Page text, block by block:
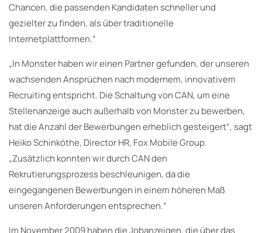
Chancen, die passenden Kandidaten schneller und
gezielter zu finden, als über traditionelle
Internetplattformen.“
„In Monster haben wir einen Partner gefunden, der unseren
wachsenden Ansprüchen nach modernem, innovativem
Recruiting entspricht. Die Schaltung von CAN, um eine
Stellenanzeige auch außerhalb von Monster zu bewerben,
hat die Anzahl der Bewerbungen erheblich gesteigert“, sagt
Heiko Schinköthe, Director HR, Fox Mobile Group.
„Zusätzlich konnten wir durch CAN den
Rekrutierungsprozess beschleunigen, da die
eingegangenen Bewerbungen in einem höheren Maß
unseren Anforderungen entsprechen.“
Im November 2009 haben die Jobanzeigen, die über das